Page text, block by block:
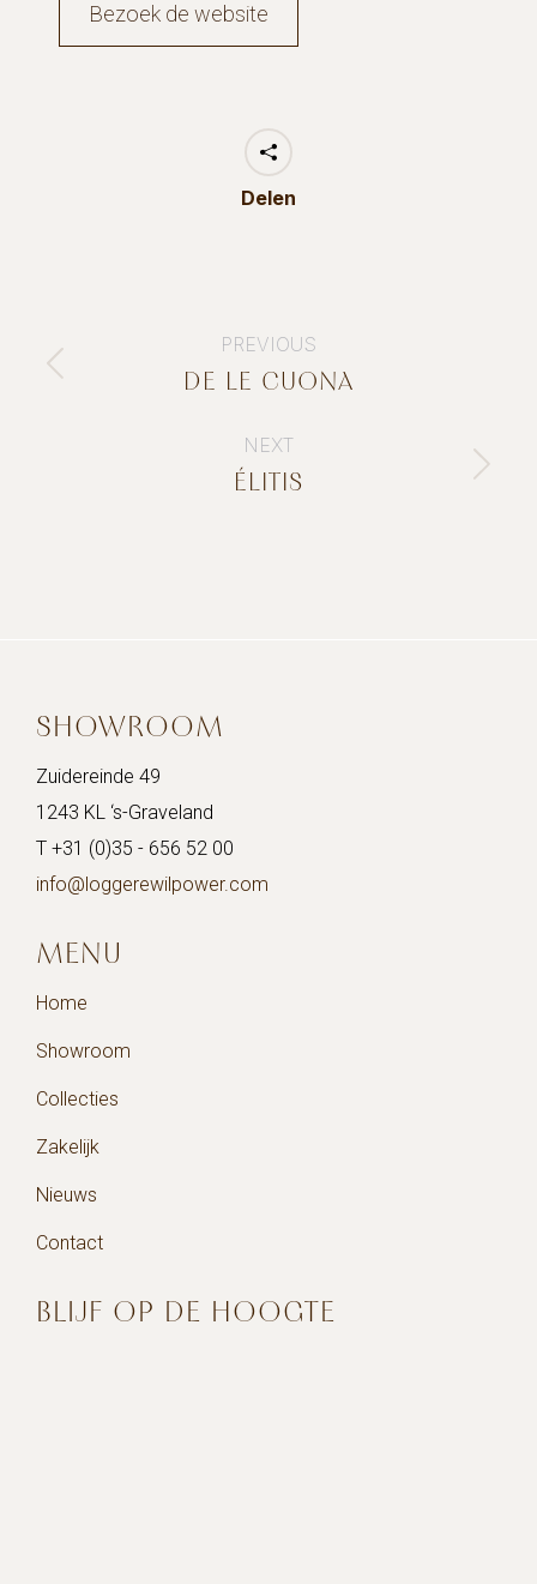
Bezoek de website
Delen
PROJECT
NAVIGATION
PREVIOUS
Previous
DE LE CUONA
NEXT
Next
ÉLITIS
SHOWROOM
Zuidereinde 49
1243 KL ‘s-Graveland
T +31 (0)35 - 656 52 00
info@loggerewilpower.com
MENU
Home
Showroom
Collecties
Zakelijk
Nieuws
Contact
BLIJF OP DE HOOGTE